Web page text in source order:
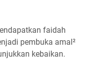
faidah
pembuka amal²
kebaikan.